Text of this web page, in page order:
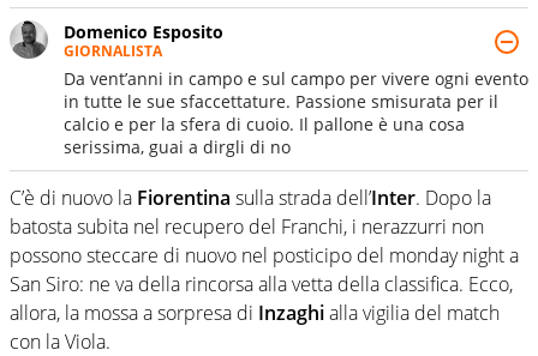
Domenico Esposito
GIORNALISTA
Da vent’anni in campo e sul campo per vivere ogni evento
in tutte le sue sfaccettature. Passione smisurata per il
calcio e per la sfera di cuoio. Il pallone è una cosa
serissima, guai a dirgli di no
C’è di nuovo la Fiorentina sulla strada dell’Inter. Dopo la
batosta subita nel recupero del Franchi, i nerazzurri non
possono steccare di nuovo nel posticipo del monday night a
San Siro: ne va della rincorsa alla vetta della classifica. Ecco,
allora, la mossa a sorpresa di Inzaghialla vigilia del match
con la Viola.